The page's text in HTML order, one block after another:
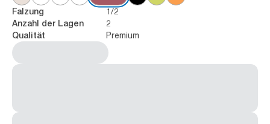
Falzung 1/2
Anzahl der Lagen 2
Qualität Premium